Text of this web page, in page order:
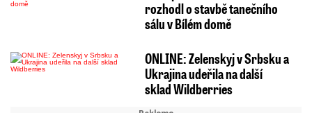
rozhodl o stavbě tanečního
sálu v Bílém domě
ONLINE: Zelenskyj v Srbsku a
Ukrajina udeřila na další
sklad Wildberries